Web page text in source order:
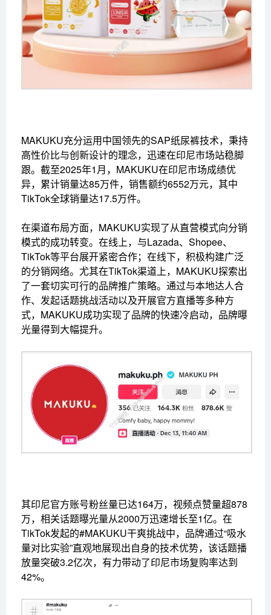
MAKUKU充分运用中国领先的SAP纸尿裤技术，秉持
高性价比与创新设计的理念，迅速在印尼市场站稳脚
跟。截至2025年1月，MAKUKU在印尼市场成绩优
异，累计销量达85万件，销售额约6552万元，其中
TikTok全球销量达17.5万件。
在渠道布局方面，MAKUKU实现了从直营模式向分销
模式的成功转变。在线上，与Lazada、Shopee、
TikTok等平台展开紧密合作；在线下，积极构建广泛
的分销网络。尤其在TikTok渠道上，MAKUKU探索出
了一套切实可行的品牌推广策略。通过与本地达人合
作、发起话题挑战活动以及开展官方直播等多种方
式，MAKUKU成功实现了品牌的快速冷启动，品牌曝
光量得到大幅提升。
其印尼官方账号粉丝量已达164万，视频点赞量超878
万，相关话题曝光量从2000万迅速增长至1亿。在
TikTok发起的#MAKUKU干爽挑战中，品牌通过“吸水
量对比实验”直观地展现出自身的技术优势，该话题播
放量突破3.2亿次，有力带动了印尼市场复购率达到
42%。